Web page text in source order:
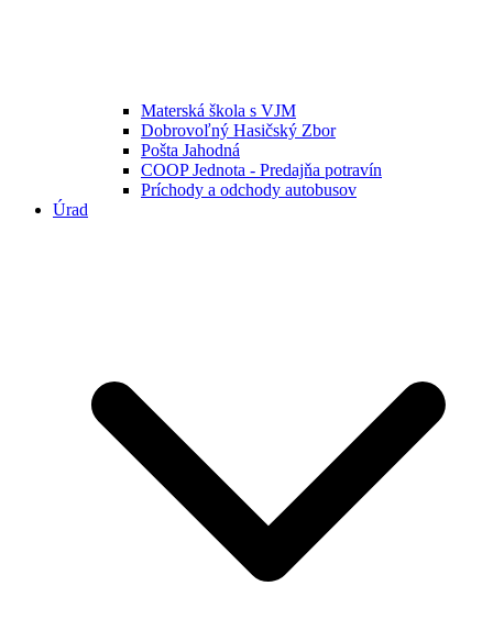
Materská škola s VJM
Dobrovoľný Hasičský Zbor
Pošta Jahodná
COOP Jednota - Predajňa potravín
Príchody a odchody autobusov
Úrad